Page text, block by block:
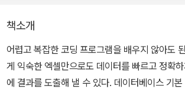
책소개
어렵고 복잡한 코딩 프로그램을 배우지 않아도
게 익숙한 엑셀만으로도 데이터를 빠르고 정확
에 결과를 도출해 낼 수 있다. 데이터베이스 기